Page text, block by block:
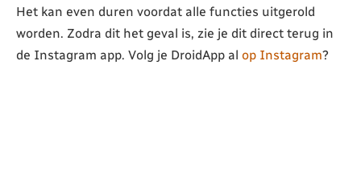
Het kan even duren voordat alle functies uitgerold
worden. Zodra dit het geval is, zie je dit direct terug in
de Instagram app. Volg je DroidApp al op Instagram?